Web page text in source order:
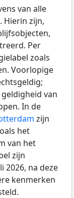
van alle
Hierin zijn,
Per
zoals
Voorlopige
van
In de
zijn
het
van het
zijn
2026, na deze
kenmerken